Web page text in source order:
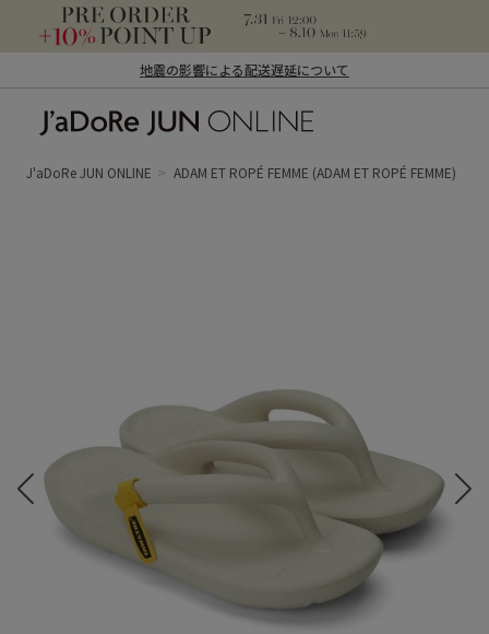
地震の影響による配送遅延について
ン オンライン）
J'aDoRe JUN ONLINE ADAM ET ROPÉ FEMME (ADAM ET ROPÉ FEMME)